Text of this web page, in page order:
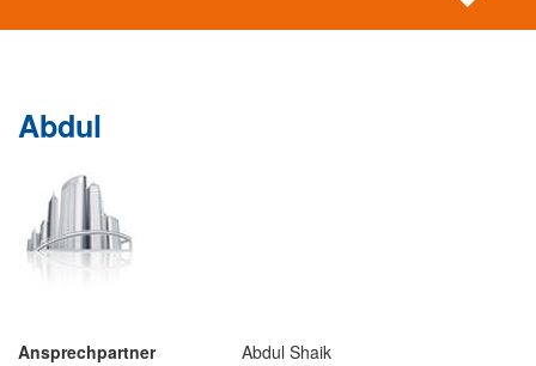
Abdul
Ansprechpartner
Abdul Shaik